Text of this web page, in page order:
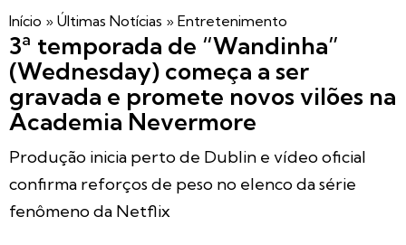
Início » Últimas Notícias » Entretenimento
3ª temporada de “Wandinha”
(Wednesday) começa a ser
gravada e promete novos vilões na
Academia Nevermore
Produção inicia perto de Dublin e vídeo oficial
confirma reforços de peso no elenco da série
fenômeno da Netflix